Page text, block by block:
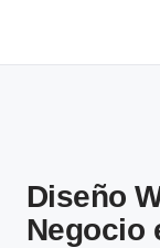
Diseño
Negocio